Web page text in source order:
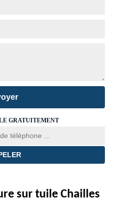
GRATUITEMENT
sur tuile Chailles